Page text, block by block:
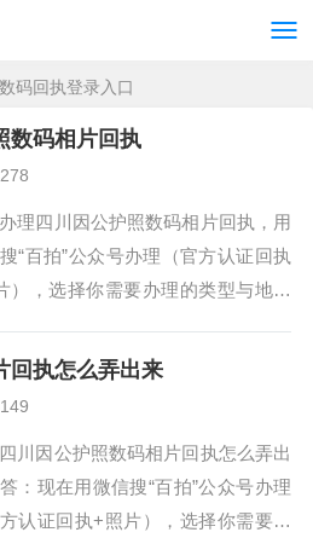
码回执登录入口
数码相片回执
理四川因公护照数码相片回执，用
“百拍”公众号办理（官方认证回执
），选择你需要办理的类型与地区
“百拍”公众号，然后关注就可以办
误了），首页可以选择与搜索。第
击“开始拍摄”按钮，在线拍摄一张
进行办理，需要用后摄像头拍摄，也
回执怎么弄出来
川因公护照数码相片回执怎么弄出
：现在用微信搜“百拍”公众号办理
方认证回执+照片），选择你需要办